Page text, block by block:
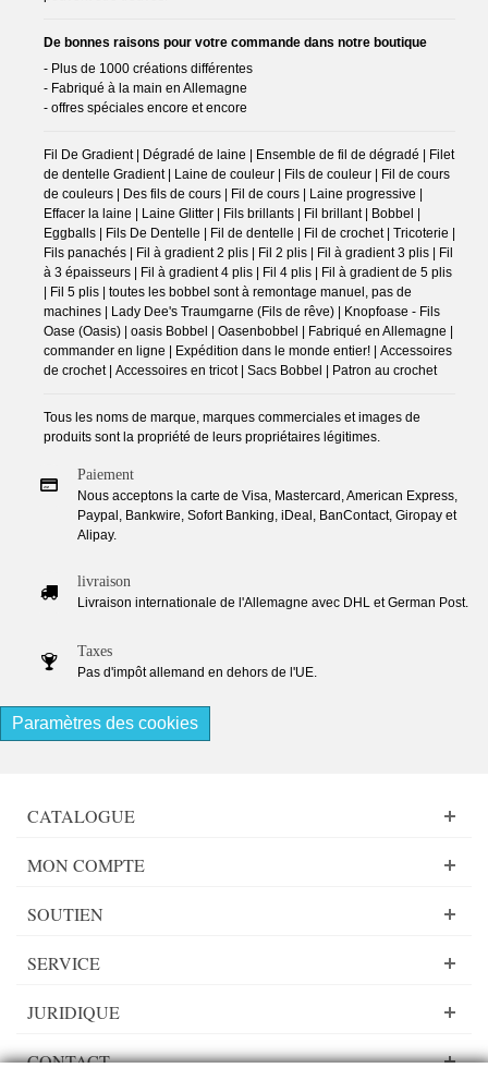
De bonnes raisons pour votre commande dans notre boutique
- Plus de 1000 créations différentes
- Fabriqué à la main en Allemagne
- offres spéciales encore et encore
Fil De Gradient | Dégradé de laine | Ensemble de fil de dégradé | Filet
de dentelle Gradient | Laine de couleur | Fils de couleur | Fil de cours
de couleurs | Des fils de cours | Fil de cours | Laine progressive |
Effacer la laine | Laine Glitter | Fils brillants | Fil brillant | Bobbel |
Eggballs | Fils De Dentelle | Fil de dentelle | Fil de crochet | Tricoterie |
Fils panachés | Fil à gradient 2 plis | Fil 2 plis | Fil à gradient 3 plis | Fil
à 3 épaisseurs | Fil à gradient 4 plis | Fil 4 plis | Fil à gradient de 5 plis
| Fil 5 plis | toutes les bobbel sont à remontage manuel, pas de
machines | Lady Dee's Traumgarne (Fils de rêve) | Knopfoase - Fils
Oase (Oasis) | oasis Bobbel | Oasenbobbel | Fabriqué en Allemagne |
commander en ligne | Expédition dans le monde entier! | Accessoires
de crochet | Accessoires en tricot | Sacs Bobbel | Patron au crochet
Tous les noms de marque, marques commerciales et images de
produits sont la propriété de leurs propriétaires légitimes.
Paiement
Nous acceptons la carte de Visa, Mastercard, American Express,
Paypal, Bankwire, Sofort Banking, iDeal, BanContact, Giropay et
Alipay.
livraison
Livraison internationale de l'Allemagne avec DHL et German Post.
Taxes
Pas d'impôt allemand en dehors de l'UE.
Paramètres des cookies
CATALOGUE
MON COMPTE
SOUTIEN
SERVICE
JURIDIQUE
CONTACT